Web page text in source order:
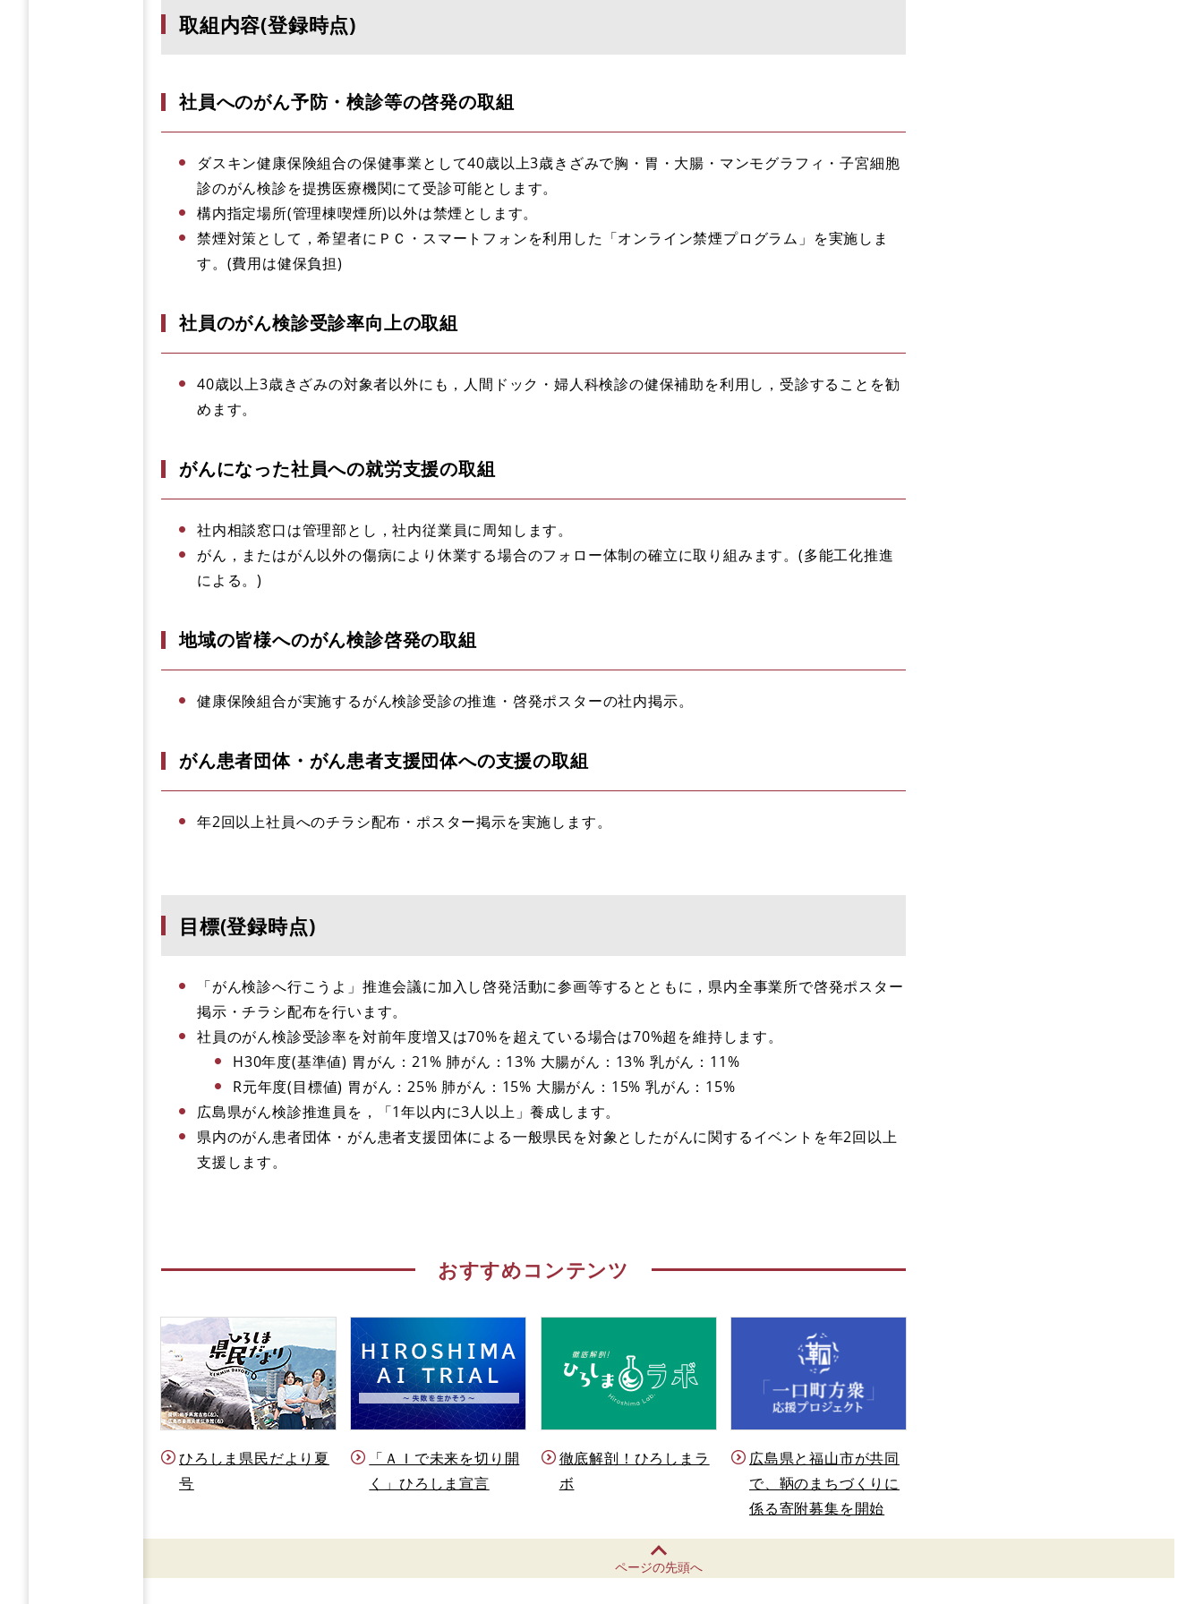
取組内容(登録時点)
社員へのがん予防・検診等の啓発の取組
ダスキン健康保険組合の保健事業として40歳以上3歳きざみで胸・胃・大腸・マンモグラフィ・子宮細胞
診のがん検診を提携医療機関にて受診可能とします。
構内指定場所(管理棟喫煙所)以外は禁煙とします。
禁煙対策として，希望者にＰＣ・スマートフォンを利用した「オンライン禁煙プログラム」を実施しま
す。(費用は健保負担)
社員のがん検診受診率向上の取組
40歳以上3歳きざみの対象者以外にも，人間ドック・婦人科検診の健保補助を利用し，受診することを勧
めます。
がんになった社員への就労支援の取組
社内相談窓口は管理部とし，社内従業員に周知します。
がん，またはがん以外の傷病により休業する場合のフォロー体制の確立に取り組みます。(多能工化推進
による。)
地域の皆様へのがん検診啓発の取組
健康保険組合が実施するがん検診受診の推進・啓発ポスターの社内掲示。
がん患者団体・がん患者支援団体への支援の取組
年2回以上社員へのチラシ配布・ポスター掲示を実施します。
目標(登録時点)
「がん検診へ行こうよ」推進会議に加入し啓発活動に参画等するとともに，県内全事業所で啓発ポスター
掲示・チラシ配布を行います。
社員のがん検診受診率を対前年度増又は70%を超えている場合は70%超を維持します。
H30年度(基準値) 胃がん：21% 肺がん：13% 大腸がん：13% 乳がん：11%
R元年度(目標値) 胃がん：25% 肺がん：15% 大腸がん：15% 乳がん：15%
広島県がん検診推進員を，「1年以内に3人以上」養成します。
県内のがん患者団体・がん患者支援団体による一般県民を対象としたがんに関するイベントを年2回以上
支援します。
おすすめコンテンツ
ひろしま県民だより夏
号
「ＡＩで未来を切り開
く」ひろしま宣言
徹底解剖！ひろしまラ
ボ
広島県と福山市が共同
で、鞆のまちづくりに
係る寄附募集を開始
ページの先頭へ